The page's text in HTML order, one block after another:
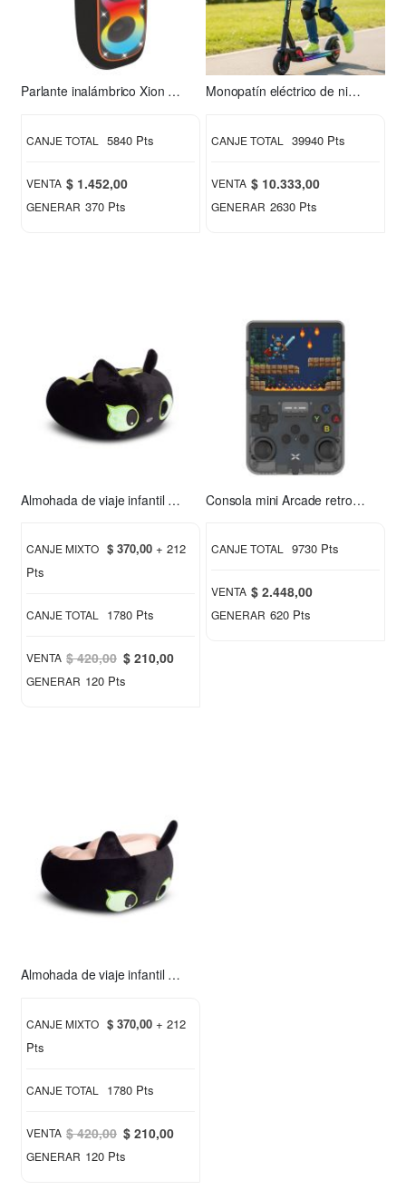
Parlante inalámbrico Xion XI-XT31
CANJE TOTAL 5840 Pts
VENTA $ 1.452,00
GENERAR 370 Pts
Monopatín eléctrico de niño S2 Xion
CANJE TOTAL 39940 Pts
VENTA $ 10.333,00
GENERAR 2630 Pts
Almohada de viaje infantil Chimuelo verde
CANJE MIXTO $ 370,00 + 212
Pts
CANJE TOTAL 1780 Pts
VENTA $ 420,00 Special
Price
$ 210,00
GENERAR 120 Pts
Consola mini Arcade retro Xion XI-GAME350
CANJE TOTAL 9730 Pts
VENTA $ 2.448,00
GENERAR 620 Pts
Almohada de viaje infantil Chimuelo rosa
CANJE MIXTO $ 370,00 + 212
Pts
CANJE TOTAL 1780 Pts
VENTA $ 420,00 Special
Price
$ 210,00
GENERAR 120 Pts